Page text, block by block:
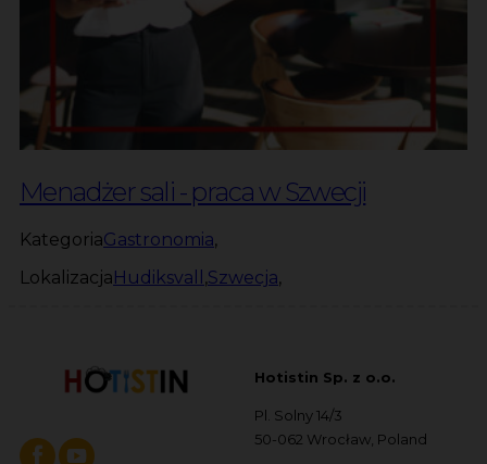
Menadżer sali - praca w Szwecji
KategoriaGastronomia,
Lokalizacja Hudiksvall ,Szwecja,
Hotistin Sp. z o.o.
Pl. Solny 14/3
50-062 Wrocław, Poland